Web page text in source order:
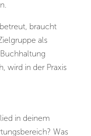
braucht
als
wird in der Praxis
in deinem
Was